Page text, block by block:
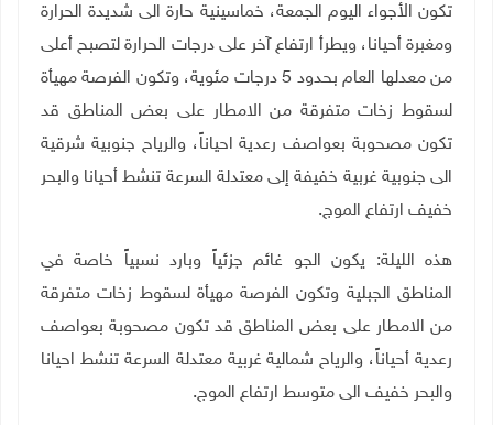
تكون الأجواء اليوم الجمعة، خماسينية حارة الى شديدة الحرارة
ومغبرة أحيانا، ويطرأ ارتفاع آخر على درجات الحرارة لتصبح أعلى
من معدلها العام بحدود 5 درجات مئوية، وتكون الفرصة مهيأة
لسقوط زخات متفرقة من الامطار على بعض المناطق قد
تكون مصحوبة بعواصف رعدية احياناً، والرياح جنوبية شرقية
الى جنوبية غربية خفيفة إلى معتدلة السرعة تنشط أحيانا والبحر
خفيف ارتفاع الموج.
هذه الليلة: يكون الجو غائم جزئياً وبارد نسبياً خاصة في
المناطق الجبلية وتكون الفرصة مهيأة لسقوط زخات متفرقة
من الامطار على بعض المناطق قد تكون مصحوبة بعواصف
رعدية أحياناً، والرياح شمالية غربية معتدلة السرعة تنشط احيانا
والبحر خفيف الى متوسط ارتفاع الموج.